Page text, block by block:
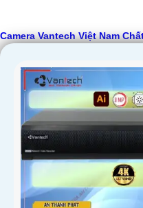
Camera Vantech Việt Nam